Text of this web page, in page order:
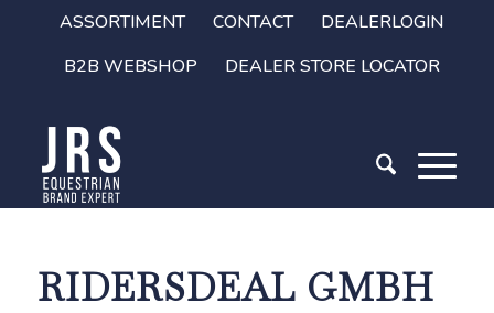
ASSORTIMENT CONTACT
DEALERLOGIN
B2B WEBSHOP
DEALER STORE LOCATOR
RIDERSDEAL GMBH